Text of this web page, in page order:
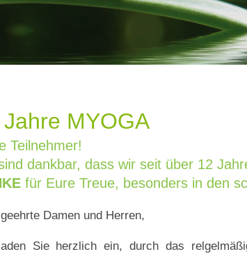
Jahre MYOGA
Teilnehmer!
dankbar, dass wir seit über 12
für Eure Treue, besonders in den
Damen und Herren,
Sie herzlich ein, durch das